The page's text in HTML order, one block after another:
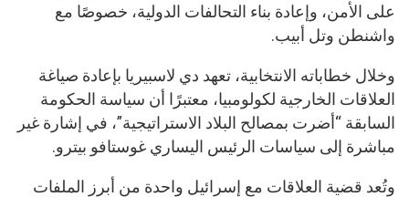
على الأمن، وإعادة بناء التحالفات الدولية، خصوصًا مع
واشنطن وتل أبيب.
وخلال خطاباته الانتخابية، تعهد دي لاسبيريا بإعادة صياغة
العلاقات الخارجية لكولومبيا، معتبرًا أن سياسة الحكومة
السابقة “أضرت بمصالح البلاد الاستراتيجية”، في إشارة غير
مباشرة إلى سياسات الرئيس اليساري غوستافو بيترو.
وتُعد قضية العلاقات مع إسرائيل واحدة من أبرز الملفات